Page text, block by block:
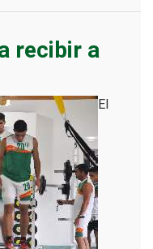
recibir a
El